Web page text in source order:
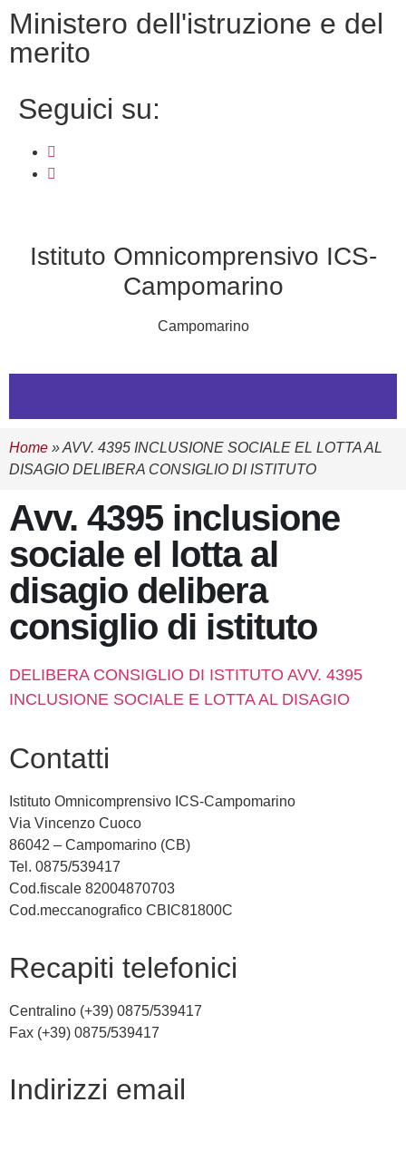
ministero dell'istruzione e del
merito
seguici su:
Istituto Omnicomprensivo ICS-
Campomarino
Campomarino
Home »AVV. 4395 INCLUSIONE SOCIALE EL LOTTA AL
DISAGIO DELIBERA CONSIGLIO DI ISTITUTO
avv. 4395 inclusione
sociale el lotta al
disagio delibera
consiglio di istituto
DELIBERA CONSIGLIO DI ISTITUTO AVV. 4395
INCLUSIONE SOCIALE E LOTTA AL DISAGIO
contatti
Istituto Omnicomprensivo ICS-Campomarino
Via Vincenzo Cuoco
86042 – Campomarino (CB)
Tel. 0875/539417
Cod.fiscale 82004870703
Cod.meccanografico CBIC81800C
recapiti telefonici
Centralino (+39) 0875/539417
Fax (+39) 0875/539417
indirizzi email